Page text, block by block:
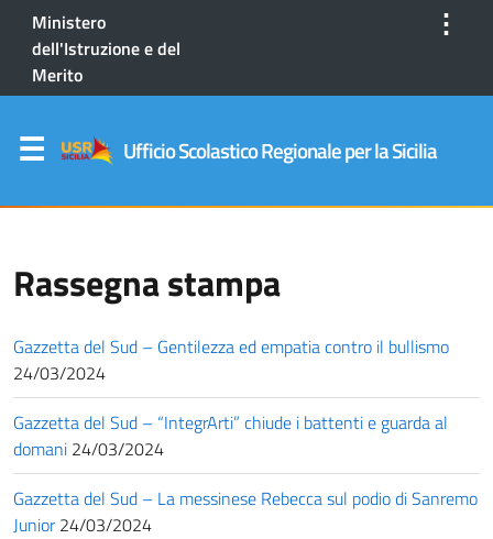
Ministero
dell'Istruzione e del
Merito
⋮
Ufficio Scolastico Regionale per la Sicilia
Rassegna stampa
Gazzetta del Sud – Gentilezza ed empatia contro il bullismo
24/03/2024
Gazzetta del Sud – “IntegrArti” chiude i battenti e guarda al
domani 24/03/2024
Gazzetta del Sud – La messinese Rebecca sul podio di Sanremo
Junior24/03/2024